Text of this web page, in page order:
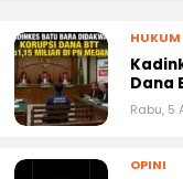
HUKUM
Dana
Rabu, 5
OPINI